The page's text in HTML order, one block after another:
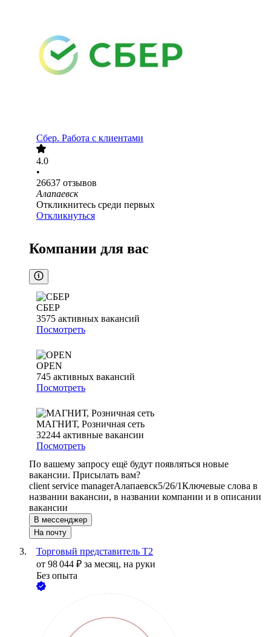
Сбер. Работа с клиентами
4.0
•
26637 отзывов
Алапаевск
Откликнитесь среди первых
Откликнуться
Компании для вас
СБЕР
3575 активных вакансий
Посмотреть
OPEN
745 активных вакансий
Посмотреть
МАГНИТ, Розничная сеть
32244 активные вакансии
Посмотреть
По вашему запросу ещё будут появляться новые
вакансии. Присылать вам?
client service managerАлапаевск5/26/1Ключевые слова в
названии вакансии, в названии компании и в описании
вакансии
В мессенджер
На почту
Торговый представитель Т2
от 98 044 ₽ за месяц, на руки
Без опыта